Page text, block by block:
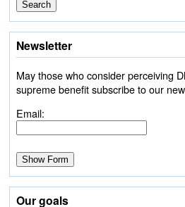
Newsletter
May those who consider perceiving
supreme benefit subscribe to our
Email:
Our goals